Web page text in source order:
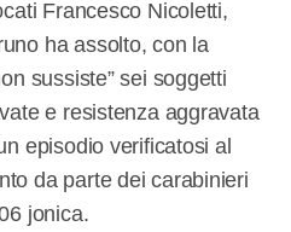
Francesco Nicoletti,
ha assolto, con la
sussiste” sei soggetti
e resistenza aggravata
episodio verificatosi al
da parte dei carabinieri
jonica.